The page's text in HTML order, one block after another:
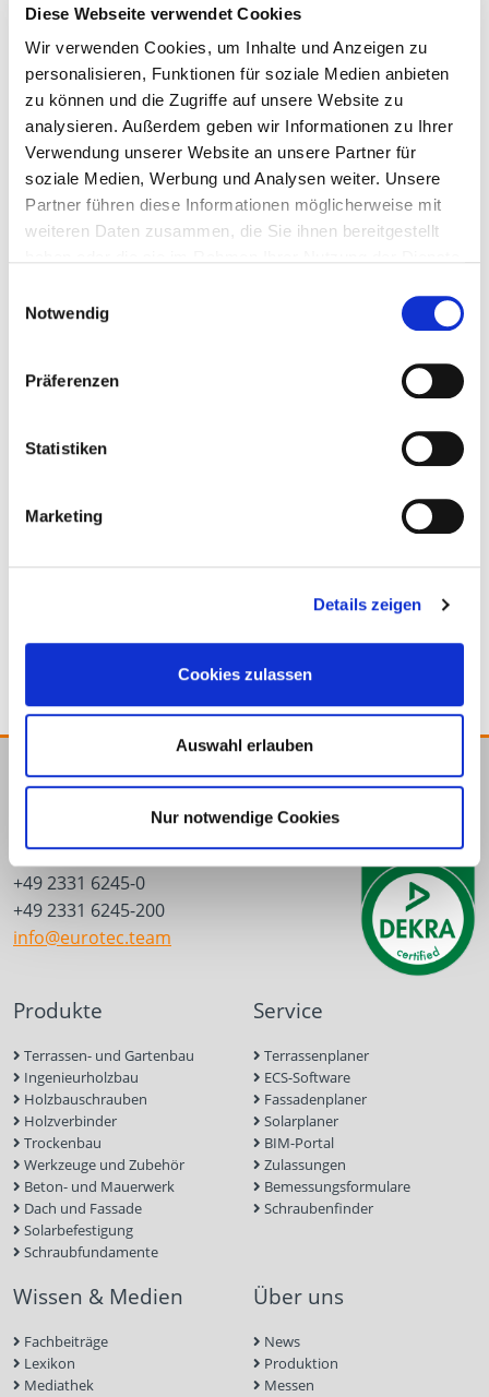
Diese Webseite verwendet Cookies
Wir verwenden Cookies, um Inhalte und Anzeigen zu
personalisieren, Funktionen für soziale Medien anbieten
zu können und die Zugriffe auf unsere Website zu
analysieren. Außerdem geben wir Informationen zu Ihrer
Verwendung unserer Website an unsere Partner für
soziale Medien, Werbung und Analysen weiter. Unsere
Partner führen diese Informationen möglicherweise mit
weiteren Daten zusammen, die Sie ihnen bereitgestellt
Notwendig
Präferenzen
Statistiken
Marketing
Details zeigen
Cookies zulassen
Auswahl erlauben
Nur notwendige Cookies
EN 206-1
Festigkeitsklasse C20/25 bis C50/60 gemäß EN 206-
1
Gerissener oder ungerissener Beton
Geprüft gemäß Feuerwiderstandsklasse R12
Einfaches Wirkprinzip durch Schlagmontage
Verarbeitung
Tiefe mit Ø 6 mm, mind. jedoch 40 mm
Deckennagel durch vorgebohrtes Anbauteil stecken
Produktdatenblatt
ETA-14/0132
DWG
110001
E.u.r.o.Tec GmbH
Unter dem Hofe 5
58099 Hagen
+49 2331 6245-0
+49 2331 6245-200
info@eurotec.team
Produkte
Terrassen- und Gartenbau
Ingenieurholzbau
Holzbauschrauben
Holzverbinder
Trockenbau
Werkzeuge und Zubehör
Beton- und Mauerwerk
Dach und Fassade
Solarbefestigung
Schraubfundamente
Service
Terrassenplaner
ECS-Software
Fassadenplaner
Solarplaner
BIM-Portal
Zulassungen
Bemessungsformulare
Schraubenfinder
Wissen & Medien
Fachbeiträge
Lexikon
Mediathek
Über uns
News
Produktion
Messen